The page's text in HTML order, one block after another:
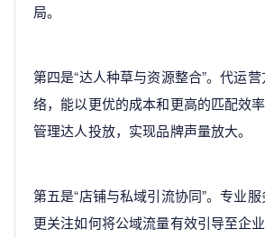
局。
第四是“达人种草与资源整合”。代运
络，能以更优的成本和更高的匹配效
管理达人投放，实现品牌声量放大。
第五是“店铺与私域引流协同”。专业服
更关注如何将公域流量有效引导至企